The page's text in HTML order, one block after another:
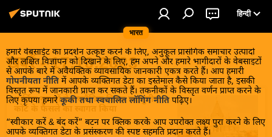
भारत
हिन्दी
हमारे वेबसाईट का प्रदर्शन उत्कृष्ट करने के लिए, अनुकूल प्रासंगिक समाचार उत्पादों
और लक्षित विज्ञापन को दिखाने के लिए, हम अपने और हमारे भागीदारों के वेबसाइटों
से आपके बारे में अवैयक्तिक व्यावसायिक जानकारी एकत्र करते हैं। आप हमारी
गोपनीयता नीति में आपके व्यक्तिगत डेटा का इस्तेमाल कैसे किया जाता है, इसकी
विस्तृत रूप में जानकारी प्राप्त कर सकते हैं। तकनीकों के विस्तृत वर्णन प्राप्त करने के
लिए कृपया हमारे कूकी तथा स्वचालित लॉगिंग नीति पढ़िए।
“स्वीकार करें & बंद करें” बटन पर क्लिक करके आप उपरोक्त लक्ष्य पुरा करने के लिए
आपके व्यक्तिगत डेटा के प्रसंस्करण की स्पष्ट सहमति प्रदान करते हैं।
खबरें - 17.10.2023
धार्मिक गुरुओं ने समलैंगिक विवाह पर सुप्रीम
कोर्ट के फैसले का स्वागत किया